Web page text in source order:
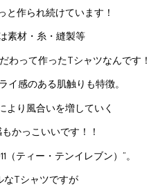
と作られ続けています！
素材・糸・縫製等
わって作ったTシャツなんです！
イ感のある肌触りも特徴。
より風合いを増していく
かっこいいです！！
（ティー・テンイレブン）”。
なTシャツですが